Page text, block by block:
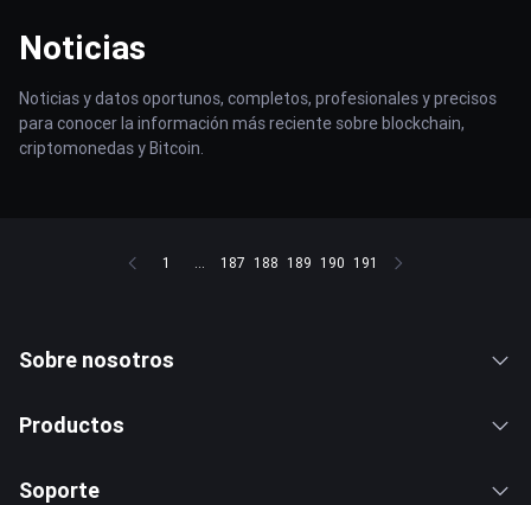
Noticias
Noticias y datos oportunos, completos, profesionales y precisos
para conocer la información más reciente sobre blockchain,
criptomonedas y Bitcoin.
1 ... 187 188 189 190 191
Sobre nosotros
Productos
Soporte